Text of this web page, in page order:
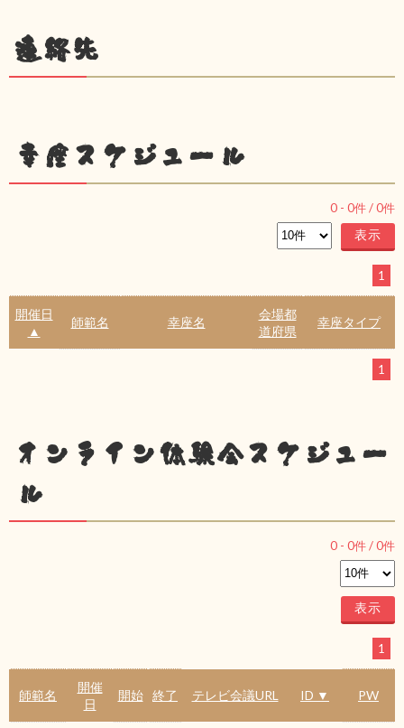
連絡先
幸座スケジュール
0 - 0件 /0件
1
開催日
▲
師範名 幸座名
会場都
道府県
幸座タイプ
1
オンライン体験会スケジュー
ル
0 - 0件 /0件
1
師範名
開催
日
開始 終了 テレビ会議URL ID ▼ PW